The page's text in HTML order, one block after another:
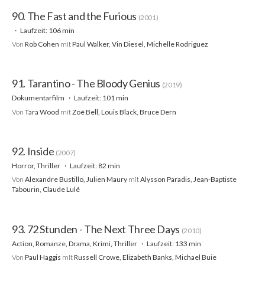
90. The Fast and the Furious (2001)
Laufzeit: 106 min
Von Rob Cohen mitPaul Walker, Vin Diesel, Michelle Rodriguez
91. Tarantino - The Bloody Genius (2019)
Dokumentarfilm
Laufzeit: 101 min
Von Tara Wood mitZoë Bell, Louis Black, Bruce Dern
92. Inside (2007)
Horror, Thriller
Laufzeit: 82 min
Von Alexandre Bustillo, Julien Maury mitAlysson Paradis, Jean-Baptiste
Tabourin, Claude Lulé
93. 72 Stunden - The Next Three Days (2010)
Action, Romanze, Drama, Krimi, Thriller
Laufzeit: 133 min
Von Paul Haggis mitRussell Crowe, Elizabeth Banks, Michael Buie